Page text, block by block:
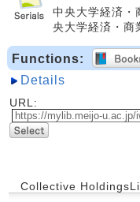
中央大学経済
央大学経済・
Functions:
Details
URL:
Collective